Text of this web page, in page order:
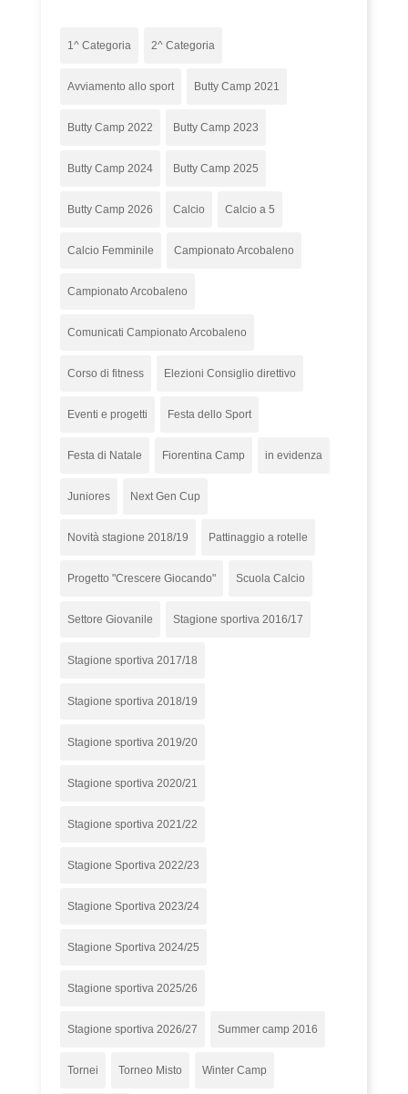
1^ Categoria 2^ Categoria
Avviamento allo sport Butty Camp 2021
Butty Camp 2022 Butty Camp 2023
Butty Camp 2024 Butty Camp 2025
Butty Camp 2026 Calcio Calcio a 5
Calcio Femminile Campionato Arcobaleno
Campionato Arcobaleno
Comunicati Campionato Arcobaleno
Corso di fitness Elezioni Consiglio direttivo
Eventi e progetti Festa dello Sport
Festa di Natale Fiorentina Camp in evidenza
Juniores Next Gen Cup
Novità stagione 2018/19 Pattinaggio a rotelle
Progetto "Crescere Giocando" Scuola Calcio
Settore Giovanile Stagione sportiva 2016/17
Stagione sportiva 2017/18
Stagione sportiva 2018/19
Stagione sportiva 2019/20
Stagione sportiva 2020/21
Stagione sportiva 2021/22
Stagione Sportiva 2022/23
Stagione Sportiva 2023/24
Stagione Sportiva 2024/25
Stagione sportiva 2025/26
Stagione sportiva 2026/27 Summer camp 2016
Tornei Torneo Misto Winter Camp